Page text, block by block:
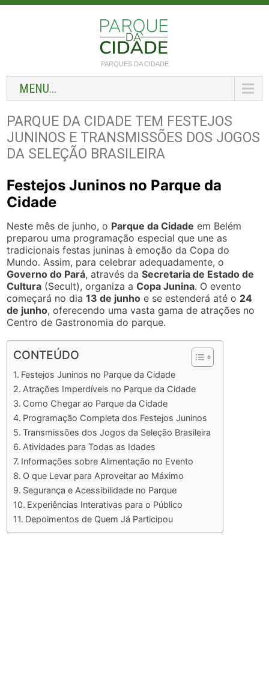
PARQUES DA CIDADE
MENU...
PARQUE DA CIDADE TEM FESTEJOS
JUNINOS E TRANSMISSÕES DOS JOGOS
DA SELEÇÃO BRASILEIRA
Festejos Juninos no Parque da
Cidade
Neste mês de junho, o Parque da Cidade em Belém
preparou uma programação especial que une as
tradicionais festas juninas à emoção da Copa do
Mundo. Assim, para celebrar adequadamente, o
Governo do Pará, através daSecretaria de Estado de
Cultura (Secult), organiza aCopa Junina. O evento
começará no dia13 de junho e se estenderá até o 24
de junho, oferecendo uma vasta gama de atrações no
Centro de Gastronomia do parque.
CONTEÚDO
Festejos Juninos no Parque da Cidade
Atrações Imperdíveis no Parque da Cidade
Como Chegar ao Parque da Cidade
Programação Completa dos Festejos Juninos
Transmissões dos Jogos da Seleção Brasileira
Atividades para Todas as Idades
Informações sobre Alimentação no Evento
O que Levar para Aproveitar ao Máximo
Segurança e Acessibilidade no Parque
Experiências Interativas para o Público
Depoimentos de Quem Já Participou